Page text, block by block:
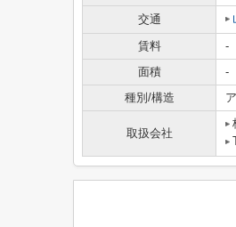
交通
賃料
-
面積
-
種別/構造
取扱会社